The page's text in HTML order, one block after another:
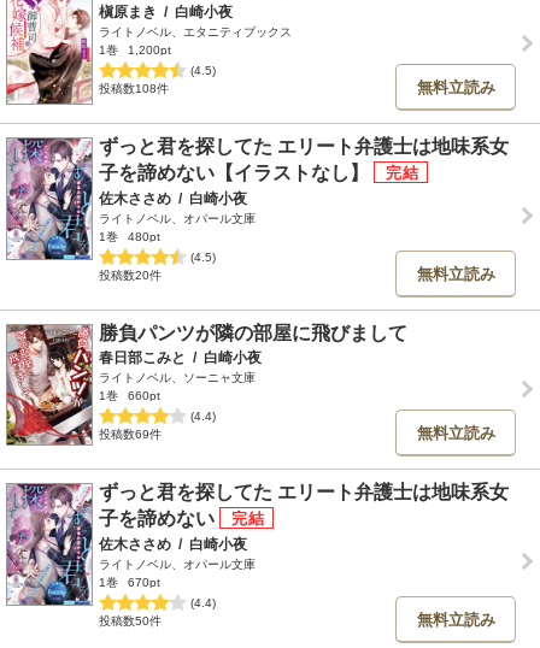
槇原まき / 白崎小夜
ライトノベル、エタニティブックス
1巻
1,200pt
(4.5)
投稿数108件
無料立読み
ずっと君を探してた エリート弁護士は地味系女
子を諦めない【イラストなし】
佐木ささめ / 白崎小夜
ライトノベル、オパール文庫
1巻
480pt
(4.5)
投稿数20件
無料立読み
勝負パンツが隣の部屋に飛びまして
春日部こみと / 白崎小夜
ライトノベル、ソーニャ文庫
1巻
660pt
(4.4)
投稿数69件
無料立読み
ずっと君を探してた エリート弁護士は地味系女
子を諦めない
佐木ささめ / 白崎小夜
ライトノベル、オパール文庫
1巻
670pt
(4.4)
投稿数50件
無料立読み